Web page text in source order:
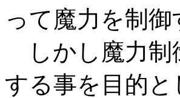
って魔力を制御
しかし魔力制
する事を目的